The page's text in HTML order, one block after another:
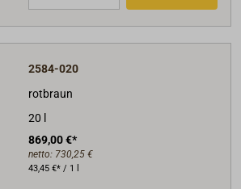
2584-020
rotbraun
20 l
869,00 €*
netto: 730,25 €
43,45 €* / 1 l